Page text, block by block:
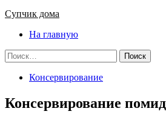
Основное
Супчик дома
На главную
Найти:
Консервирование
Консервирование